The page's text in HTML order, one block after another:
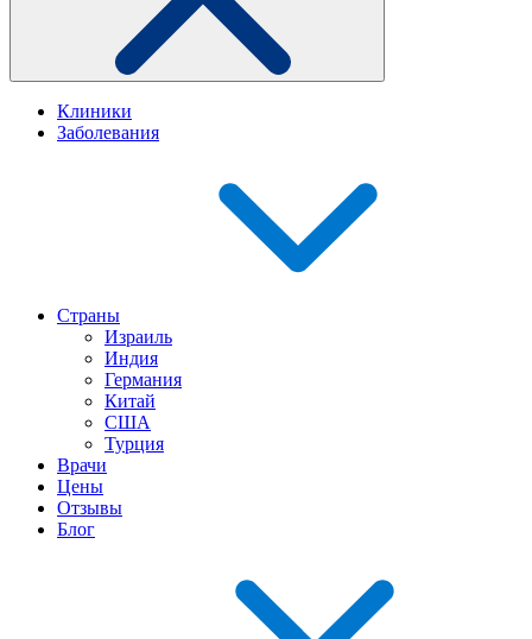
Клиники
Заболевания
Страны
Израиль
Индия
Германия
Китай
США
Турция
Врачи
Цены
Отзывы
Блог